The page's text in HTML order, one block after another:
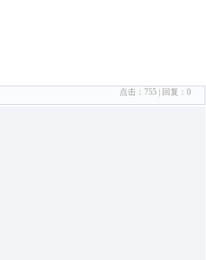
点击： 755 | 回复： 0